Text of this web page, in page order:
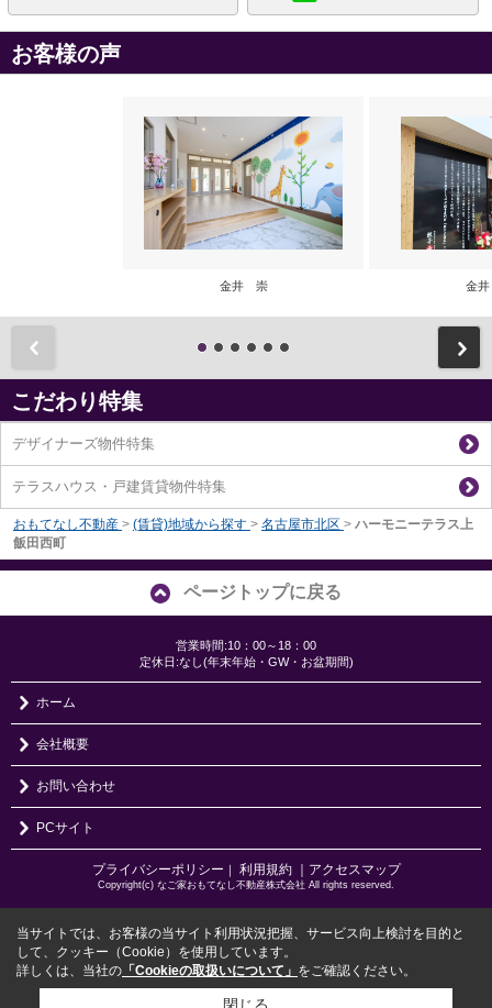
お客様の声
金井 崇 金
こだわり特集
デザイナーズ物件特集
テラスハウス・戸建賃貸物件特集
おもてなし不動産 > (賃貸)地域から探す > 名古屋市北区 > ハーモニーテラス上
飯田西町
ページトップに戻る
営業時間:10：00～18：00
定休日:なし(年末年始・GW・お盆期間)
ホーム
会社概要
お問い合わせ
PCサイト
プライバシーポリシー 利用規約 ｜アクセスマップ
Copyright(c) なご家おもてなし不動産株式会社 All rights reserved.
当サイトでは、お客様の当サイト利用状況把握、サービス向上検討を目的と
して、クッキー（Cookie）を使用しています。
詳しくは、当社の 「Cookieの取扱いについて」 をご確認ください。